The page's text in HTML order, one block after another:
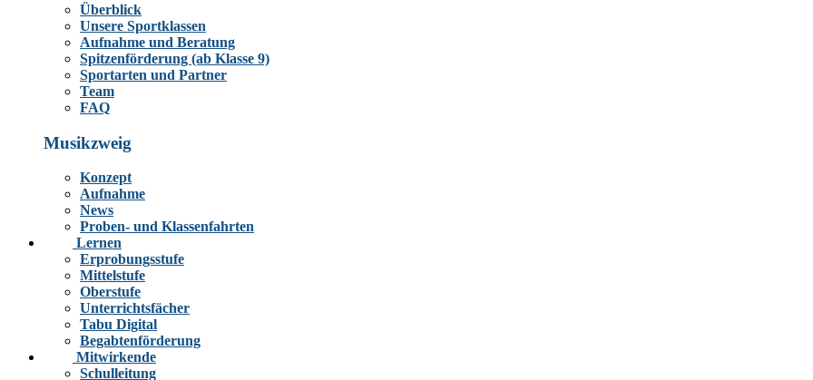
Überblick
Unsere Sportklassen
Aufnahme und Beratung
Spitzenförderung (ab Klasse 9)
Sportarten und Partner
Team
FAQ
Musikzweig
Konzept
Aufnahme
News
Proben- und Klassenfahrten
Lernen
Erprobungsstufe
Mittelstufe
Oberstufe
Unterrichtsfächer
Tabu Digital
Begabtenförderung
Mitwirkende
Schulleitung